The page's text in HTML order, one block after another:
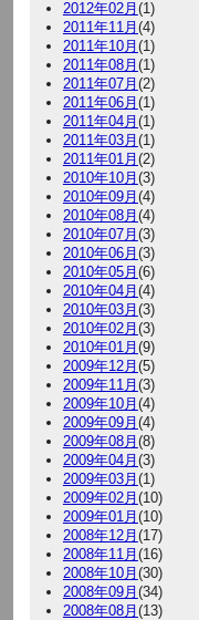
2012年02月(1)
2011年11月(4)
2011年10月(1)
2011年08月(1)
2011年07月(2)
2011年06月(1)
2011年04月(1)
2011年03月(1)
2011年01月(2)
2010年10月(3)
2010年09月(4)
2010年08月(4)
2010年07月(3)
2010年06月(3)
2010年05月(6)
2010年04月(4)
2010年03月(3)
2010年02月(3)
2010年01月(9)
2009年12月(5)
2009年11月(3)
2009年10月(4)
2009年09月(4)
2009年08月(8)
2009年04月(3)
2009年03月(1)
2009年02月(10)
2009年01月(10)
2008年12月(17)
2008年11月(16)
2008年10月(30)
2008年09月(34)
2008年08月(13)